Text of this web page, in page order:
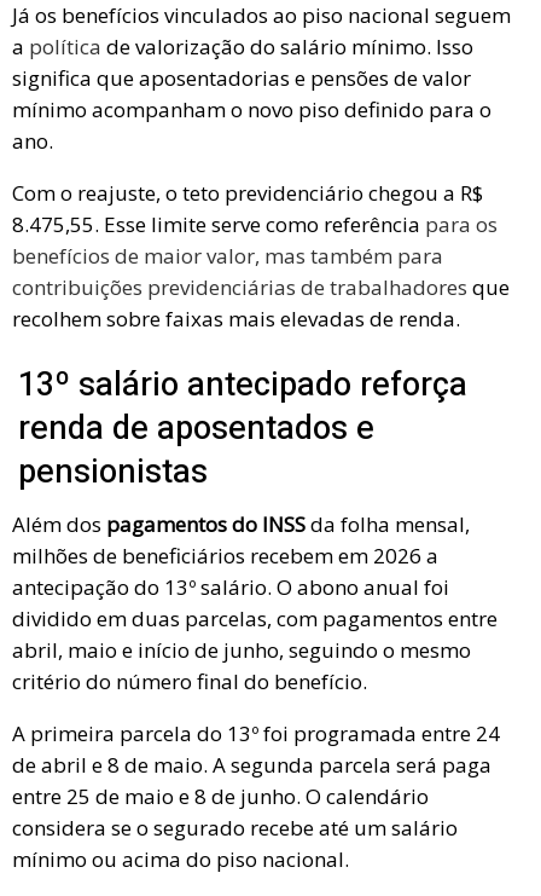
Já os benefícios vinculados ao piso nacional seguem
a política de valorização do salário mínimo. Isso
significa que aposentadorias e pensões de valor
mínimo acompanham o novo piso definido para o
ano.
Com o reajuste, o teto previdenciário chegou a R$
8.475,55. Esse limite serve como referência para os
benefícios de maior valor, mas também para
contribuições previdenciárias de trabalhadores que
recolhem sobre faixas mais elevadas de renda.
13º salário antecipado reforça
renda de aposentados e
pensionistas
Além dos pagamentos do INSSda folha mensal,
milhões de beneficiários recebem em 2026 a
antecipação do 13º salário. O abono anual foi
dividido em duas parcelas, com pagamentos entre
abril, maio e início de junho, seguindo o mesmo
critério do número final do benefício.
A primeira parcela do 13º foi programada entre 24
de abril e 8 de maio. A segunda parcela será paga
entre 25 de maio e 8 de junho. O calendário
considera se o segurado recebe até um salário
mínimo ou acima do piso nacional.